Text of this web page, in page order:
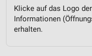
Klicke auf das Logo
Informationen
erhalten.